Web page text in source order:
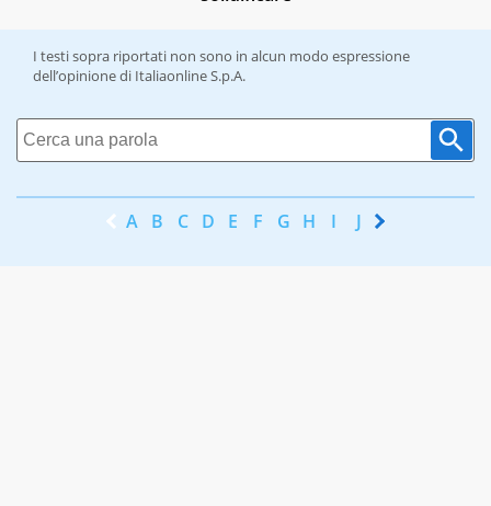
I testi sopra riportati non sono in alcun modo espressione
dell’opinione di Italiaonline S.p.A.
A B C D E F G H I J K